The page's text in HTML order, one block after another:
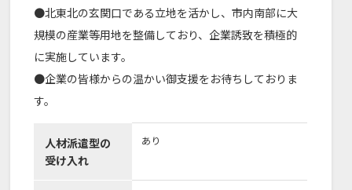
●北東北の玄関口である立地を活かし、市内南部に大
規模の産業等用地を整備しており、企業誘致を積極的
に実施しています。
●企業の皆様からの温かい御支援をお待ちしておりま
す。
人材派遣型の
受け入れ
あり